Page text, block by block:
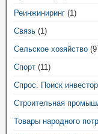
Реинжиниринг (1)
Связь (1)
Сельское хозяйство
Спорт (11)
Спрос. Поиск
Строительная
Товары народного